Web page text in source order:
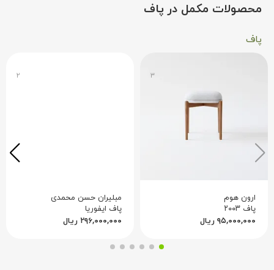
محصولات مکمل در پاف
پاف
۳
ارون هوم
پاف ۲۰۰۳
۹۵,۰۰۰,۰۰۰ ریال
۲
مبلیران حسن محمدی
پاف ایفوریا
۲۹۶,۰۰۰,۰۰۰ ریال